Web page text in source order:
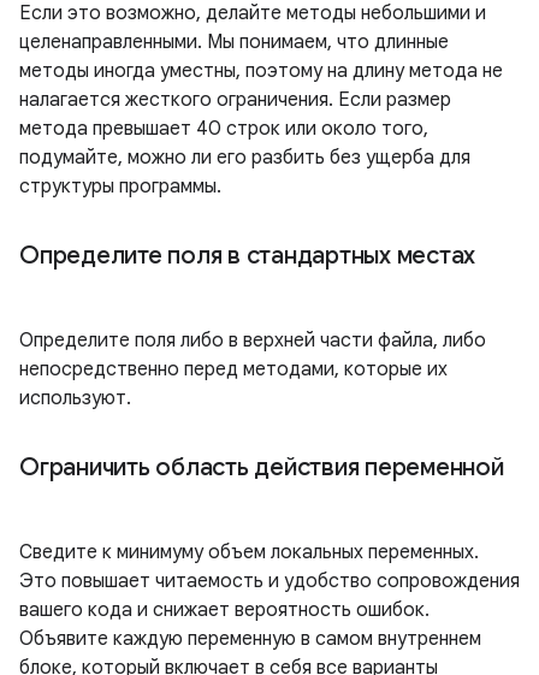
Если это возможно, делайте методы небольшими и
целенаправленными. Мы понимаем, что длинные
методы иногда уместны, поэтому на длину метода не
налагается жесткого ограничения. Если размер
метода превышает 40 строк или около того,
подумайте, можно ли его разбить без ущерба для
структуры программы.
Определите поля в стандартных местах
Определите поля либо в верхней части файла, либо
непосредственно перед методами, которые их
используют.
Ограничить область действия переменной
Сведите к минимуму объем локальных переменных.
Это повышает читаемость и удобство сопровождения
вашего кода и снижает вероятность ошибок.
Объявите каждую переменную в самом внутреннем
блоке, который включает в себя все варианты